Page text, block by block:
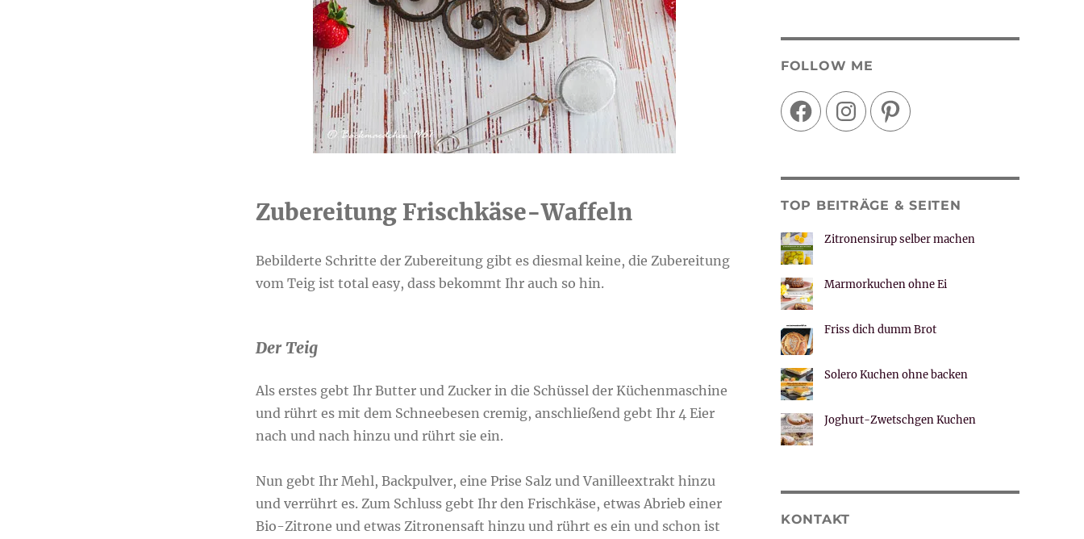
Zubereitung Frischkäse-Waffeln
Bebilderte Schritte der Zubereitung gibt es diesmal keine, die Zubereitung
vom Teig ist total easy, dass bekommt Ihr auch so hin.
Der Teig
Als erstes gebt Ihr Butter und Zucker in die Schüssel der Küchenmaschine
und rührt es mit dem Schneebesen cremig, anschließend gebt Ihr 4 Eier
nach und nach hinzu und rührt sie ein.
Nun gebt Ihr Mehl, Backpulver, eine Prise Salz und Vanilleextrakt hinzu
und verrührt es. Zum Schluss gebt Ihr den Frischkäse, etwas Abrieb einer
Bio-Zitrone und etwas Zitronensaft hinzu und rührt es ein und schon ist
FOLLOW ME
FacebookInstagramPinterest
TOP BEITRÄGE & SEITEN
Zitronensirup selber machen
Marmorkuchen ohne Ei
Friss dich dumm Brot
Solero Kuchen ohne backen
Joghurt-Zwetschgen Kuchen
KONTAKT